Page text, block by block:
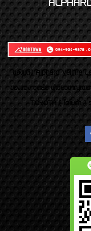
ของเเต่ง Alphard Vellfire
ของแต่ง ชุดล้อ ผู้เชี่ยวชาญเฉพ
TOYOTA ( โตโยต้า )